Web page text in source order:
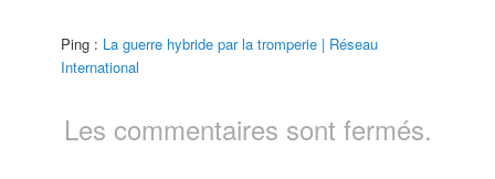
Ping : La guerre hybride par la tromperie | Réseau
International
Les commentaires sont fermés.